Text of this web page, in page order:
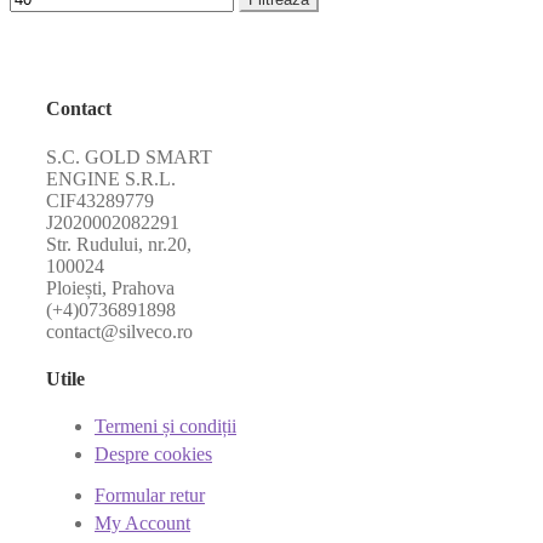
Contact
S.C. GOLD SMART
ENGINE S.R.L.
CIF43289779
J2020002082291
Str. Rudului, nr.20,
100024
Ploiești, Prahova
(+4)0736891898
contact@silveco.ro
Utile
Termeni și condiții
Despre cookies
Formular retur
My Account